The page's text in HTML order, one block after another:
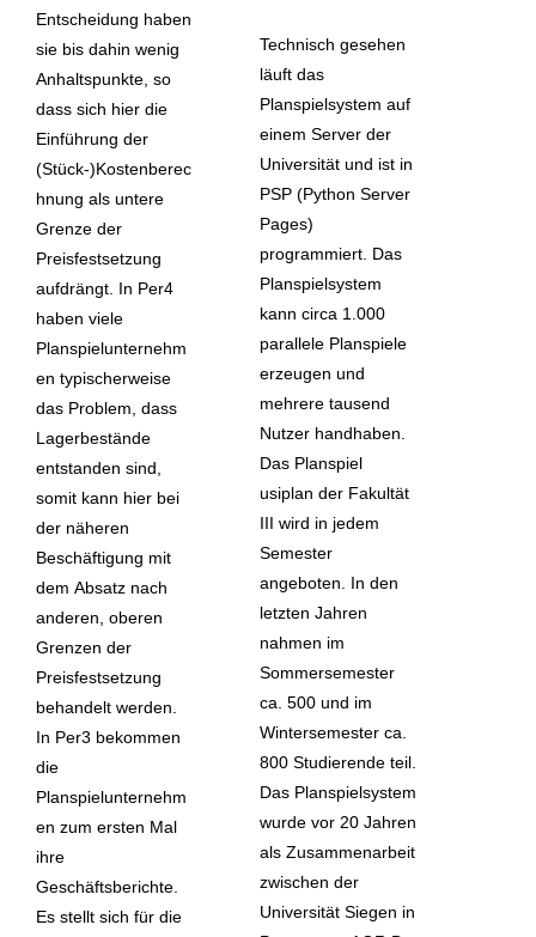
Entscheidung haben
sie bis dahin wenig
Anhaltspunkte, so
dass sich hier die
Einführung der
(Stück-)Kostenberec
hnung als untere
Grenze der
Preisfestsetzung
aufdrängt. In Per4
haben viele
Planspielunternehm
en typischerweise
das Problem, dass
Lagerbestände
entstanden sind,
somit kann hier bei
der näheren
Beschäftigung mit
dem Absatz nach
anderen, oberen
Grenzen der
Preisfestsetzung
behandelt werden.
In Per3 bekommen
die
Planspielunternehm
en zum ersten Mal
ihre
Geschäftsberichte.
Es stellt sich für die
Technisch gesehen
läuft das
Planspielsystem auf
einem Server der
Universität und ist in
PSP (Python Server
Pages)
programmiert. Das
Planspielsystem
kann circa 1.000
parallele Planspiele
erzeugen und
mehrere tausend
Nutzer handhaben.
Das Planspiel
usiplan der Fakultät
III wird in jedem
Semester
angeboten. In den
letzten Jahren
nahmen im
Sommersemester
ca. 500 und im
Wintersemester ca.
800 Studierende teil.
Das Planspielsystem
wurde vor 20 Jahren
als Zusammenarbeit
zwischen der
Universität Siegen in